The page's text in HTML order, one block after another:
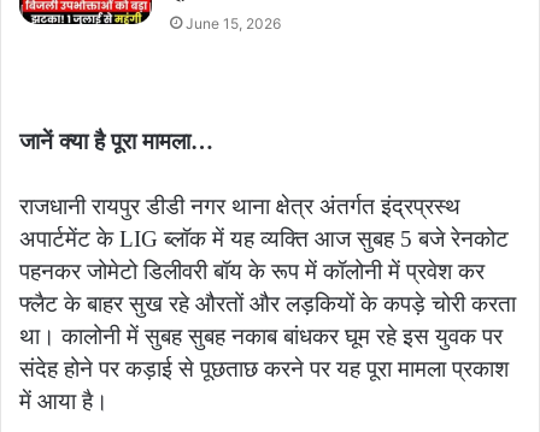
June 15, 2026
जानें क्या है पूरा मामला…
राजधानी रायपुर डीडी नगर थाना क्षेत्र अंतर्गत इंद्रप्रस्थ
अपार्टमेंट के LIG ब्लॉक में यह व्यक्ति आज सुबह 5 बजे रेनकोट
पहनकर जोमेटो डिलीवरी बॉय के रूप में कॉलोनी में प्रवेश कर
फ्लैट के बाहर सुख रहे औरतों और लड़कियों के कपड़े चोरी करता
था। कालोनी में सुबह सुबह नकाब बांधकर घूम रहे इस युवक पर
संदेह होने पर कड़ाई से पूछताछ करने पर यह पूरा मामला प्रकाश
में आया है।